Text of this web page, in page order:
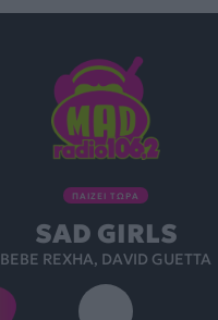
ΠΑΙΖΕΙ ΤΩΡΑ
SAD GIRLS
BEBE REXHA, DAVID GUETTA